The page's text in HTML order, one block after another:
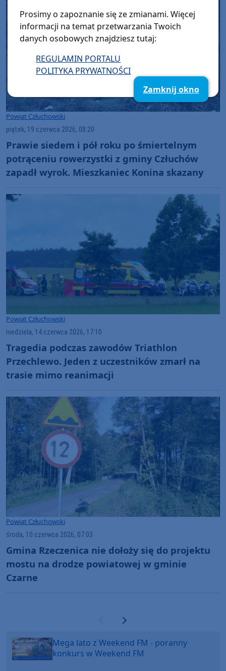
Powiat Człuchowski
piątek, 19 czerwca 2026, 08:20
Prawie siedem i pół roku po śmiertelnym
potrąceniu rowerzystki z gminy Człuchów
zapadł wyrok. Mieszkaniec Konina skazany
Powiat Człuchowski
niedziela, 14 czerwca 2026, 17:10
Tragedia podczas zawodów Triathlon
Przechlewo. Jeden z uczestników zmarł na
trasie mimo reanimacji
Powiat Człuchowski
środa, 10 czerwca 2026, 07:03
Gmina Rzeczenica nie dołoży się do projektu
mostu na drodze powiatowej w gminie
Czarne
Poprzednia strona
Następna strona
Mega lato z Weekend FM - poranny
konkurs w Weekend FM
Prosimy o zapoznanie się ze zmianami. Więcej
informacji na temat przetwarzania Twoich
danych osobowych znajdziesz tutaj:
REGULAMIN PORTALU
POLITYKA PRYWATNOŚCI
Zamknij okno